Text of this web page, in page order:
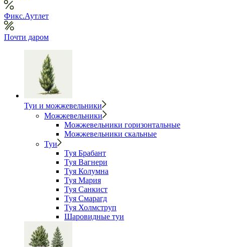
Фикс.Аутлет
Почти даром
Туи и можжевельники
Можжевельники
Можжевельники горизонтальные
Можжевельники скальные
Туи
Туя Брабант
Туя Вагнери
Туя Колумна
Туя Мария
Туя Санкист
Туя Смарагд
Туя Холмструп
Шаровидные туи